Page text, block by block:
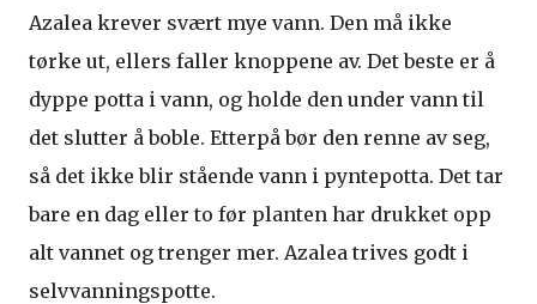
Azalea krever svært mye vann. Den må ikke
tørke ut, ellers faller knoppene av. Det beste er å
dyppe potta i vann, og holde den under vann til
det slutter å boble. Etterpå bør den renne av seg,
så det ikke blir stående vann i pyntepotta. Det tar
bare en dag eller to før planten har drukket opp
alt vannet og trenger mer. Azalea trives godt i
selvvanningspotte.